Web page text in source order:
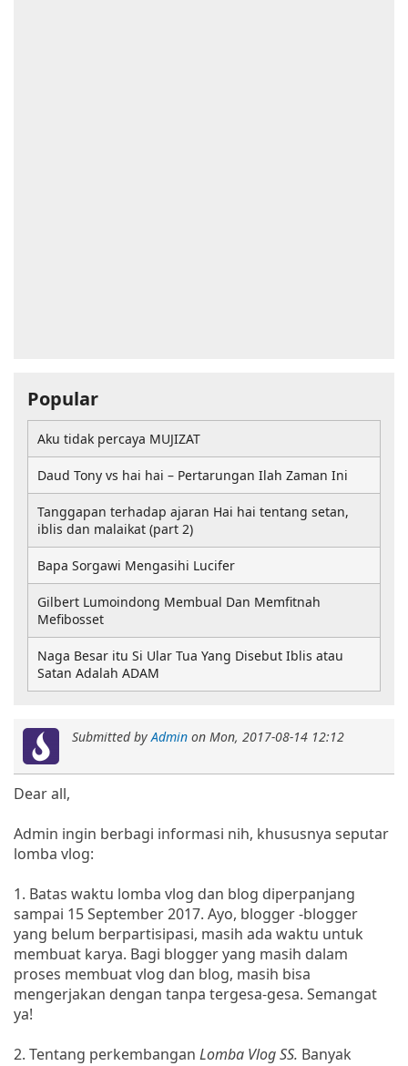
Submitted by Admin on Mon, 2017-08-14 12:12
Dear all,
Admin ingin berbagi informasi nih, khususnya seputar
lomba vlog:
1. Batas waktu lomba vlog dan blog diperpanjang
sampai 15 September 2017. Ayo, blogger -blogger
yang belum berpartisipasi, masih ada waktu untuk
membuat karya. Bagi blogger yang masih dalam
proses membuat vlog dan blog, masih bisa
mengerjakan dengan tanpa tergesa-gesa. Semangat
ya!
2. Tentang perkembangan Lomba Vlog SS. Banyak
Popular
Aku tidak percaya MUJIZAT
Daud Tony vs hai hai – Pertarungan Ilah Zaman Ini
Tanggapan terhadap ajaran Hai hai tentang setan,
iblis dan malaikat (part 2)
Bapa Sorgawi Mengasihi Lucifer
Gilbert Lumoindong Membual Dan Memfitnah
Mefibosset
Naga Besar itu Si Ular Tua Yang Disebut Iblis atau
Satan Adalah ADAM